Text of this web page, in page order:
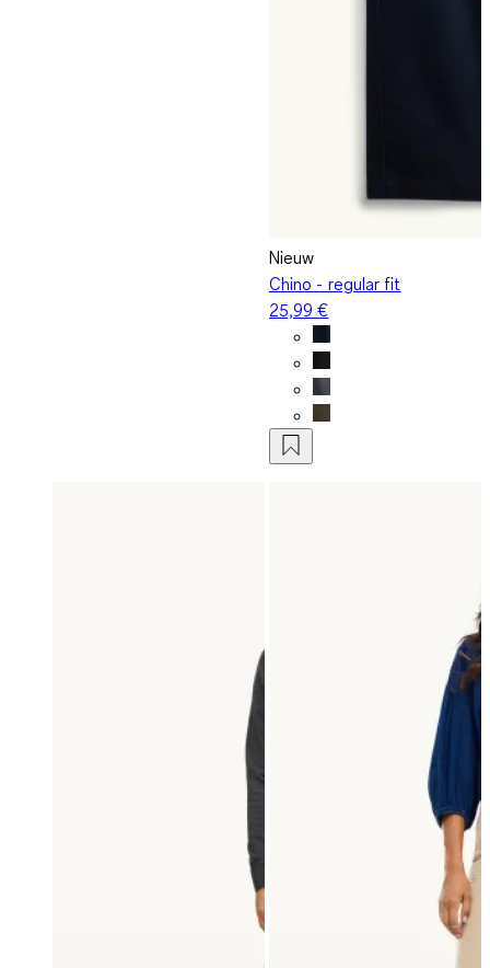
Nieuw
Chino - regular fit
25,99 €